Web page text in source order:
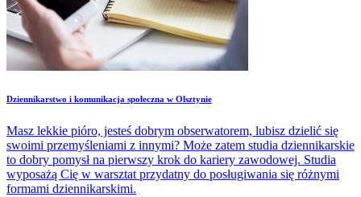
​Dziennikarstwo i komunikacja społeczna w Olsztynie
Masz lekkie pióro, jesteś dobrym obserwatorem, lubisz dzielić się
swoimi przemyśleniami z innymi? Może zatem studia dziennikarskie
to dobry pomysł na pierwszy krok do kariery zawodowej. Studia
wyposażą Cię w warsztat przydatny do posługiwania się różnymi
formami dziennikarskimi.